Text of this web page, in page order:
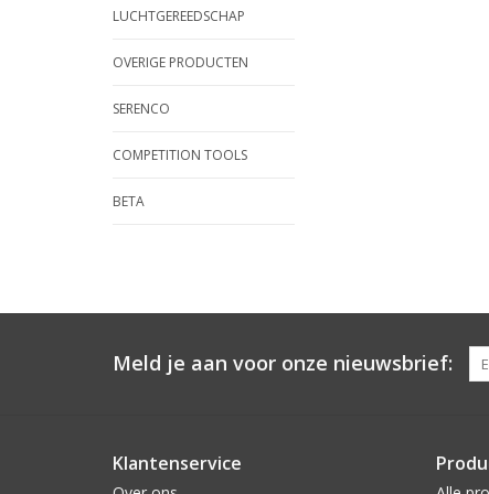
LUCHTGEREEDSCHAP
OVERIGE PRODUCTEN
SERENCO
COMPETITION TOOLS
BETA
Meld je aan voor onze nieuwsbrief:
Klantenservice